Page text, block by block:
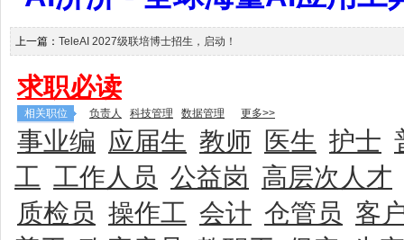
上一篇： TeleAI 2027级联培博士招生，启动！
求职必读
相关职位 负责人 科技管理 数据管理 更多>>
事业编 应届生 教师 医生 护士
工 工作人员 公益岗 高层次人才
质检员 操作工 会计 仓管员 客